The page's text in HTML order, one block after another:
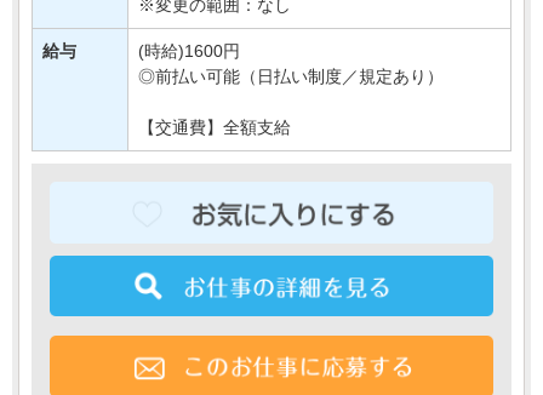
※変更の範囲：なし
給与
(時給)1600円
◎前払い可能（日払い制度／規定あり）
【交通費】全額支給